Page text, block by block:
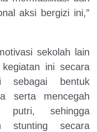
aksi bergizi ini,”
sekolah lain
ini secara
sebagai bentuk
serta mencegah
putri, sehingga
stunting secara